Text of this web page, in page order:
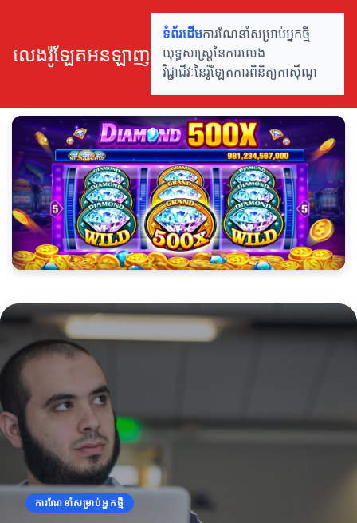
លេងរ៉ូឡែតអនឡាញ
ទំព័រដើមការណែនាំសម្រាប់អ្នកថ្មី
យុទ្ធសាស្ត្រនៃការលេង
វិជ្ជាជីវៈនៃរ៉ូឡែតការ​ពិនិត្យ​កាស៊ីណូ
ការណែនាំសម្រាប់អ្នកថ្មី